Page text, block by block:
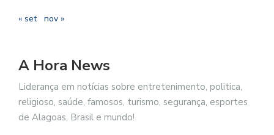
« set nov »
A Hora News
Liderança em notícias sobre entretenimento, politica,
religioso, saúde, famosos, turismo, segurança, esportes
de Alagoas, Brasil e mundo!